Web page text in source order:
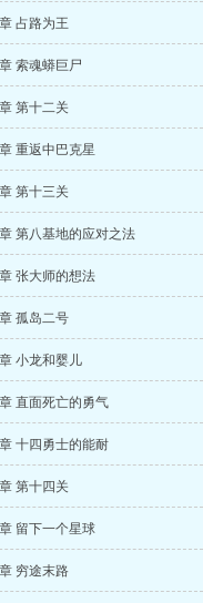
占路为王
索魂蟒巨尸
第十二关
重返中巴克星
第十三关
第八基地的应对之法
张大师的想法
孤岛二号
小龙和婴儿
直面死亡的勇气
十四勇士的能耐
第十四关
留下一个星球
穷途末路